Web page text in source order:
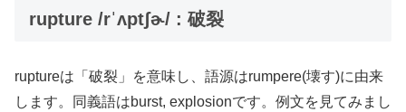
rupture /rˈʌptʃɚ/ : 破裂
ruptureは「破裂」を意味し、語源はrumpere(壊す)に由来
します。同義語はburst, explosionです。例文を見てみまし